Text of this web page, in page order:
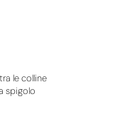
le colline
spigolo